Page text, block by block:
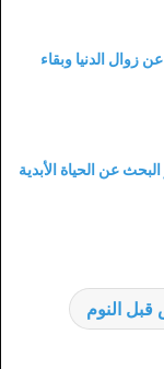
زوال الدنيا وبقاء
عن الحياة الأبدية
النوم